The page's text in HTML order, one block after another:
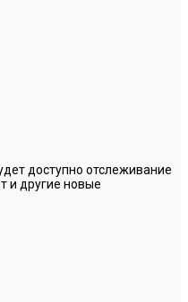
доступно отслеживание
и другие новые